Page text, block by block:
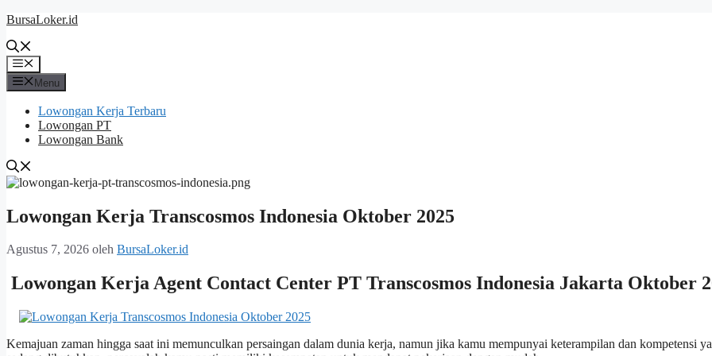
Langsung
isi
BursaLoker.id
Menu
Menu
Lowongan Kerja Terbaru
Lowongan PT
Lowongan Bank
Lowongan Kerja Transcosmos Indonesia Oktober 2025
Agustus 7, 2026 oleh BursaLoker.id
Lowongan Kerja Agent Contact Center PT Transcosmos Indonesia Jakarta Oktober
Kemajuan zaman hingga saat ini memunculkan persaingan dalam dunia kerja, namun jika kamu mempunyai keterampilan dan kompetensi